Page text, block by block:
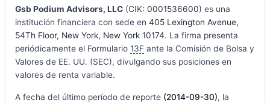
Gsb Podium Advisors, LLC(CIK: 0001536600) es una
institución financiera con sede en 405 Lexington Avenue,
54Th Floor, New York, New York 10174. La firma presenta
periódicamente el Formulario 13Fante la Comisión de Bolsa y
Valores de EE. UU. (SEC), divulgando sus posiciones en
valores de renta variable.
A fecha del último período de reporte (2014-09-30), la